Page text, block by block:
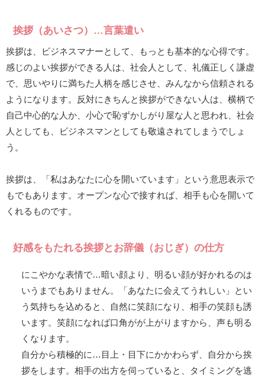
挨拶（あいさつ）…言葉遣い
挨拶は、ビジネスマナーとして、もっとも基本的な心得です。
感じのよい挨拶ができる人は、社会人として、礼儀正しく謙虚
で、思いやりに満ちた人柄を感じさせ、みんなから信頼される
ようになります。反対にきちんと挨拶ができない人は、横柄で
自己中心的な人か、小心で恥ずかしがり屋な人と思われ、社会
人としても、ビジネスマンとしても敬遠されてしまうでしょ
う。
挨拶は、「私はあなたに心を開いています」という意思表示で
もでもあります。オープンな心で接すれば、相手も心を開いて
くれるものです。
好感をもたれる挨拶とお辞儀（おじぎ）の仕方
にこやかな表情で…暗い顔より、明るい顔が好かれるのは
いうまでもありません。「あなたに会えてうれしい」とい
う気持ちを込めると、自然に笑顔になり、相手の笑顔も誘
います。笑顔になれば口角がが上がりますから、声も明る
くなります。
自分から積極的に…目上・目下にかかわらず、自分から挨
拶をします。相手の出方を伺っていると、タイミングを逃